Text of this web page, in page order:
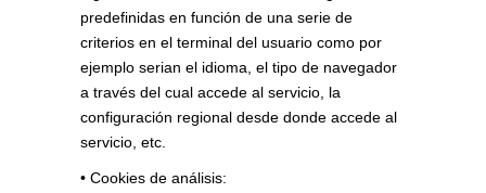
predefinidas en función de una serie de
criterios en el terminal del usuario como por
ejemplo serian el idioma, el tipo de navegador
a través del cual accede al servicio, la
configuración regional desde donde accede al
servicio, etc.
• Cookies de análisis: